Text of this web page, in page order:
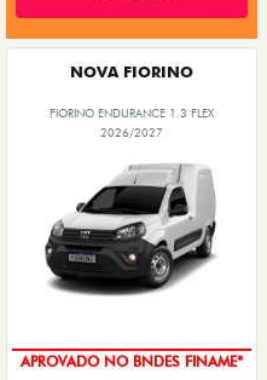
NOVA FIORINO
FIORINO ENDURANCE 1.3 FLEX
2026/2027
APROVADO NO BNDES FINAME*